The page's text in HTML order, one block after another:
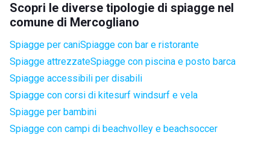
Scopri le diverse tipologie di spiagge nel
comune di Mercogliano
Spiagge per caniSpiagge con bar e ristorante
Spiagge attrezzateSpiagge con piscina e posto barca
Spiagge accessibili per disabili
Spiagge con corsi di kitesurf windsurf e vela
Spiagge per bambini
Spiagge con campi di beachvolley e beachsoccer